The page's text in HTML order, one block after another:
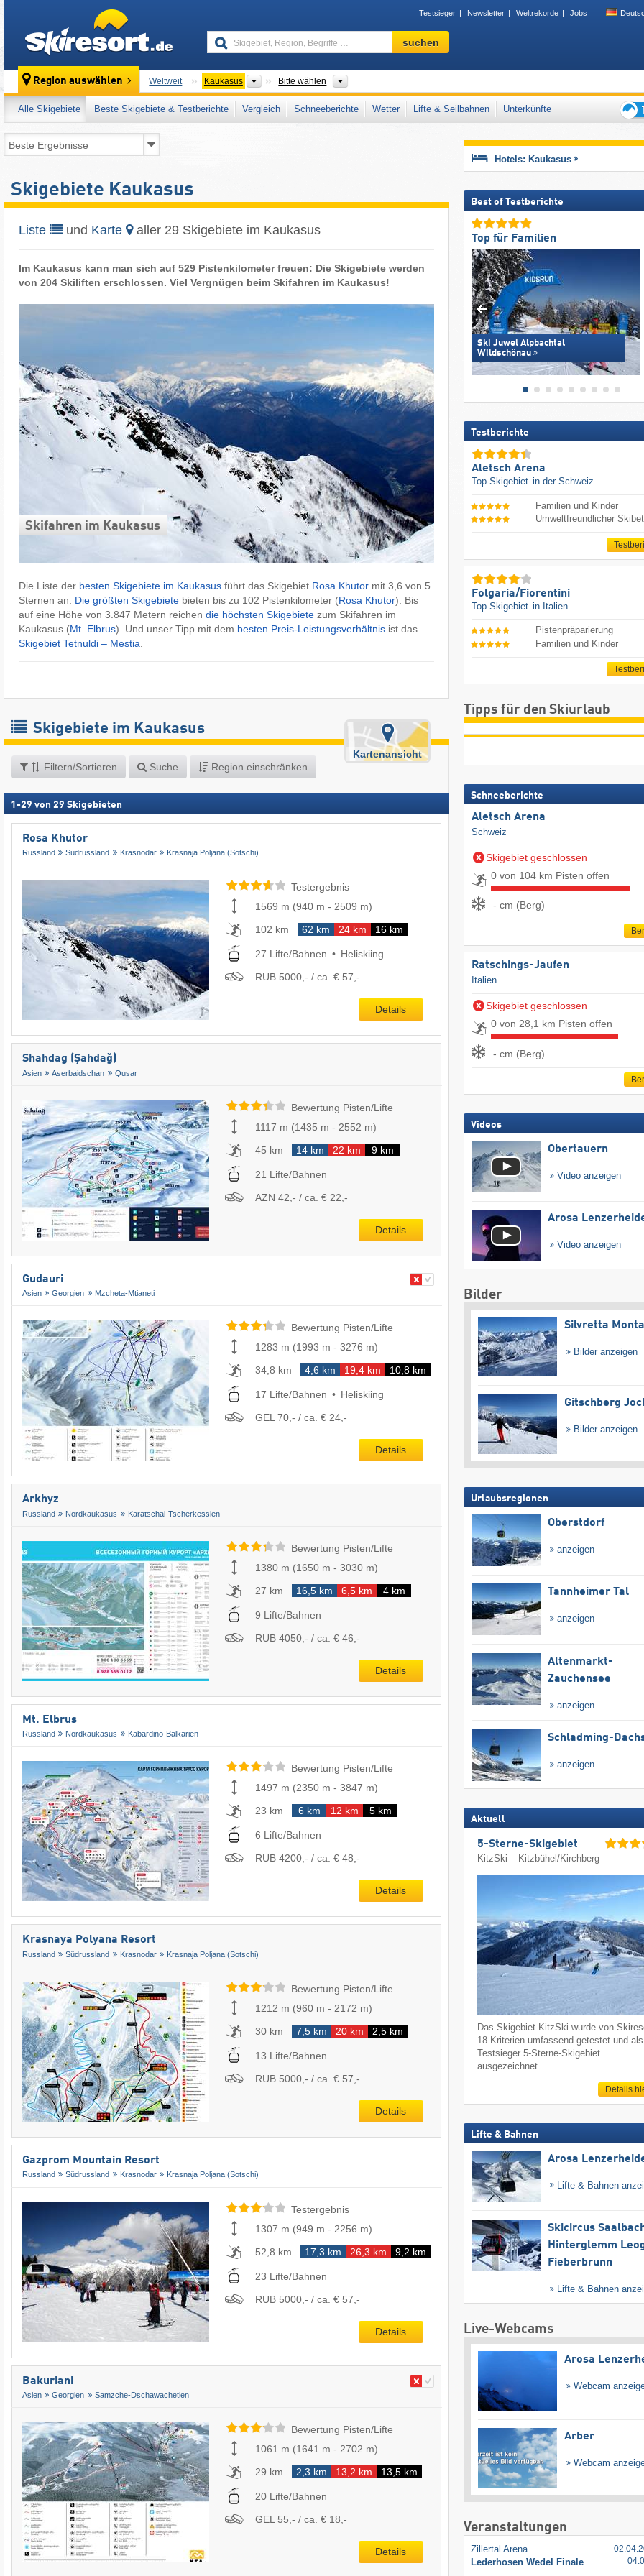
Testsieger Newsletter Weltrekorde Jobs
Skigebiet,
Region,
suchen
Region auswählen Weltweit Kaukasus Gebirgszüge
Bitte wählen
Alle Skigebiete Beste Skigebiete & Testberichte Vergleich Schneeberichte Wetter Lifte & Seilbahnen
Unterkünfte
für
Skigebiete Kaukasus
Liste und Karte aller 29 Skigebiete im Kaukasus
Im Kaukasus kann man sich auf 529 Pistenkilometer freuen: Die Skigebiete werden
von 204 Skiliften erschlossen. Viel Vergnügen beim Skifahren im Kaukasus!
Skifahren im Kaukasus
Die Liste der besten Skigebiete im Kaukasus führt das Skigebiet Rosa Khutor mit 3,6 von 5
Sternen an. Die größten Skigebiete bieten bis zu 102 Pistenkilometer (Rosa Khutor). Bis
auf eine Höhe von 3.847 Metern reichen die höchsten Skigebiete zum Skifahren im
Kaukasus (Mt. Elbrus). Und unser Tipp mit dem besten Preis-Leistungsverhältnis ist das
Skigebiet Tetnuldi – Mestia
Skigebiete im Kaukasus
Filtern/Sortieren Suche Region einschränken
Kartenansicht
1 -29 von 29 Skigebieten
Rosa Khutor
Russland Südrussland Krasnodar Krasnaja Poljana (Sotschi)
Testergebnis
1569 m (940 m - 2509 m)
102 km
62 km 24 km 16 km
27 Lifte/Bahnen
Heliskiing
RUB 5000,- / ca. € 57,-
Details
Shahdag (Şahdağ)
Asien Aserbaidschan Qusar
Bewertung Pisten/Lifte
1117 m (1435 m - 2552 m)
45 km
14 km 22 km 9 km
21 Lifte/Bahnen
AZN 42,- / ca. € 22,-
Details
Gudauri
Asien Georgien Mzcheta-Mtianeti
Bewertung Pisten/Lifte
1283 m (1993 m - 3276 m)
34,8 km
4,6 km 19,4 km 10,8 km
17 Lifte/Bahnen
Heliskiing
GEL 70,- / ca. € 24,-
Details
Arkhyz
Russland Nordkaukasus Karatschai-Tscherkessien
Bewertung Pisten/Lifte
1380 m (1650 m - 3030 m)
27 km
16,5 km 6,5 km 4 km
9 Lifte/Bahnen
RUB 4050,- / ca. € 46,-
Details
Mt. Elbrus
Russland Nordkaukasus Kabardino-Balkarien
Bewertung Pisten/Lifte
1497 m (2350 m - 3847 m)
23 km
6 km 12 km 5 km
6 Lifte/Bahnen
RUB 4200,- / ca. € 48,-
Details
Krasnaya Polyana Resort
Russland Südrussland Krasnodar Krasnaja Poljana (Sotschi)
Bewertung Pisten/Lifte
1212 m (960 m - 2172 m)
30 km
7,5 km 20 km 2,5 km
13 Lifte/Bahnen
RUB 5000,- / ca. € 57,-
Details
Gazprom Mountain Resort
Russland Südrussland Krasnodar Krasnaja Poljana (Sotschi)
Testergebnis
1307 m (949 m - 2256 m)
52,8 km
17,3 km 26,3 km 9,2 km
23 Lifte/Bahnen
RUB 5000,- / ca. € 57,-
Details
Bakuriani
Asien Georgien Samzche-Dschawachetien
Bewertung Pisten/Lifte
1061 m (1641 m - 2702 m)
29 km
2,3 km 13,2 km 13,5 km
20 Lifte/Bahnen
GEL 55,- / ca. € 18,-
Details
Hotels: Kaukasus
Best of Testberichte
Top für Familien
Ski Juwel Alpbachtal
Wildschönau
Testberichte
Aletsch Arena
Top-Skigebiet in der Schweiz
Familien und Kinder
Umweltfreundlicher
Folgaria/​Fiorentini
Top-Skigebiet in Italien
Pistenpräparierung
Familien und Kinder
Tipps für den Skiurlaub
Schneeberichte
Aletsch Arena
Schweiz
Skigebiet geschlossen
0 von 104 km Pisten offen
- cm (Berg)
Ratschings-Jaufen
Italien
Skigebiet geschlossen
0 von 28,1 km Pisten offen
- cm (Berg)
Videos
Obertauern
Video anzeigen
Arosa
Video anzeigen
Bilder
Silvretta
Bilder anzeigen
Gitschberg
Bilder anzeigen
Urlaubsregionen
Oberstdorf
anzeigen
Tannheimer Tal
anzeigen
Altenmarkt-
Zauchensee
anzeigen
Schladming-
anzeigen
Aktuell
5-Sterne-Skigebiet
KitzSki – Kitzbühel/​Kirchberg
Das Skigebiet KitzSki wurde von
18 Kriterien umfassend getestet und als
Testsieger 5-Sterne-Skigebiet
ausgezeichnet.
Details
Lifte & Bahnen
Arosa
Lifte & Bahnen
Skicircus
Hinterglemm
Fieberbrunn
Lifte & Bahnen
Live-Webcams
Arosa
Webcam
Arber
Webcam
Veranstaltungen
Zillertal Arena
Lederhosen Wedel Finale